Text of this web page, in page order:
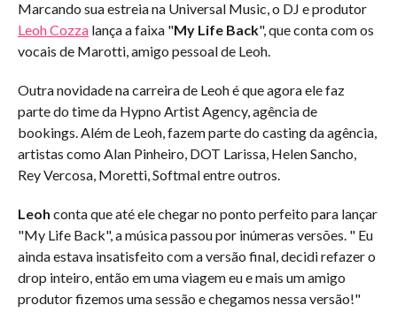
Marcando sua estreia na Universal Music, o DJ e produtor
Leoh Cozza lança a faixa "My Life Back", que conta com os
vocais de Marotti, amigo pessoal de Leoh.
Outra novidade na carreira de Leoh é que agora ele faz
parte do time da Hypno Artist Agency, agência de
bookings. Além de Leoh, fazem parte do casting da agência,
artistas como Alan Pinheiro, DOT Larissa, Helen Sancho,
Rey Vercosa, Moretti, Softmal entre outros.
Leoh conta que até ele chegar no ponto perfeito para lançar
"My Life Back", a música passou por inúmeras versões. " Eu
ainda estava insatisfeito com a versão final, decidi refazer o
drop inteiro, então em uma viagem eu e mais um amigo
produtor fizemos uma sessão e chegamos nessa versão!"